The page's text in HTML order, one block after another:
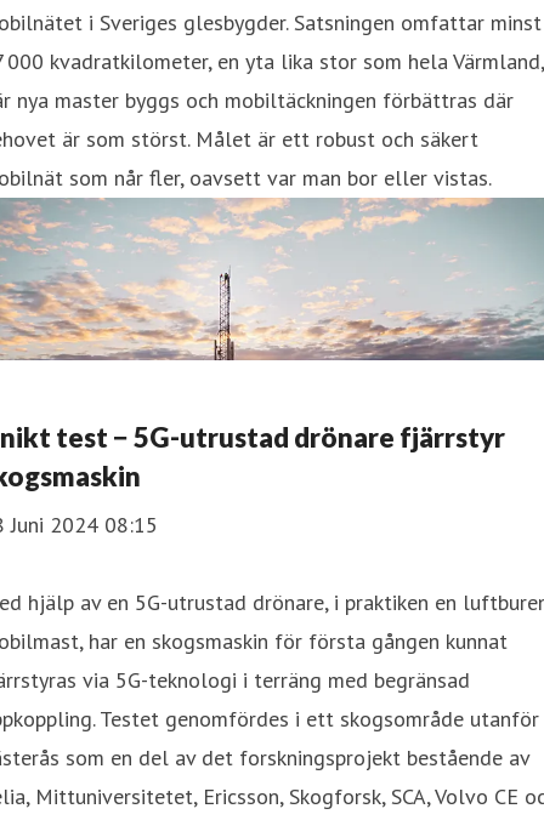
i Sveriges glesbygder. Satsningen omfattar minst
000 kvadratkilometer, en yta lika stor som hela Värmland,
nya master byggs och mobiltäckningen förbättras där
är som störst. Målet är ett robust och säkert
som når fler, oavsett var man bor eller vistas.
test − 5G-utrustad drönare fjärrstyr
Juni 2024 08:15
hjälp av en 5G-utrustad drönare, i praktiken en
har en skogsmaskin för första gången kunnat
via 5G-teknologi i terräng med begränsad
Testet genomfördes i ett skogsområde utanför
som en del av det forskningsprojekt bestående av
Mittuniversitetet, Ericsson, Skogforsk, SCA, Volvo CE